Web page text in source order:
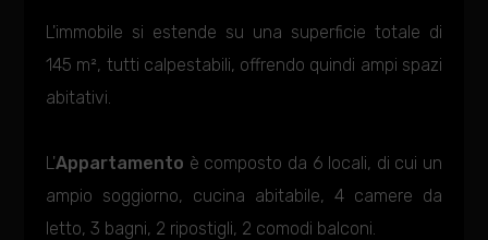
L'immobile si estende su una superficie totale di
145 m², tutti calpestabili, offrendo quindi ampi spazi
abitativi.
L'Appartamento è composto da 6 locali, di cui un
ampio soggiorno, cucina abitabile, 4 camere da
letto, 3 bagni, 2 ripostigli, 2 comodi balconi.